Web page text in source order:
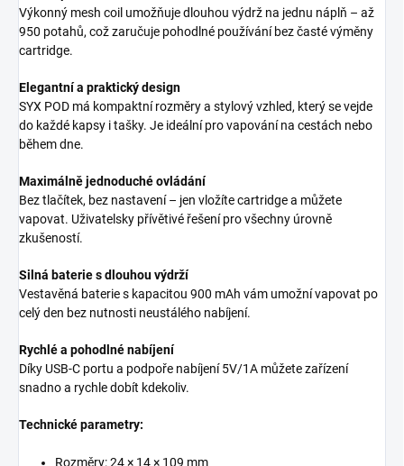
Výkonný mesh coil umožňuje dlouhou výdrž na jednu náplň – až
950 potahů, což zaručuje pohodlné používání bez časté výměny
cartridge.
Elegantní a praktický design
SYX POD má kompaktní rozměry a stylový vzhled, který se vejde
do každé kapsy i tašky. Je ideální pro vapování na cestách nebo
během dne.
Maximálně jednoduché ovládání
Bez tlačítek, bez nastavení – jen vložíte cartridge a můžete
vapovat. Uživatelsky přívětivé řešení pro všechny úrovně
zkušeností.
Silná baterie s dlouhou výdrží
Vestavěná baterie s kapacitou 900 mAh vám umožní vapovat po
celý den bez nutnosti neustálého nabíjení.
Rychlé a pohodlné nabíjení
Díky USB-C portu a podpoře nabíjení 5V/1A můžete zařízení
snadno a rychle dobít kdekoliv.
Technické parametry:
Rozměry: 24 × 14 × 109 mm